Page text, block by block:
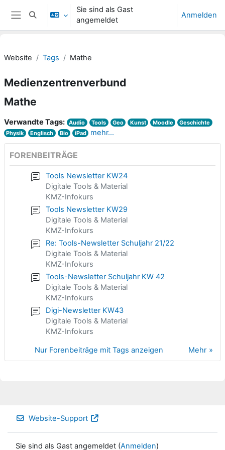
Zum Hauptinhalt
Website-Übersicht
Sucheingabe umschalten
Sie sind als Gast
angemeldet
Anmelden
Website Tags Mathe
Medienzentrenverbund
Mathe
Verwandte Tags: Audio Tools Geo Kunst Moodle
Geschichte
Physik
Englisch Bio iPad mehr...
FORENBEITRÄGE
Tools Newsletter KW24
Digitale Tools & Material
KMZ-Infokurs
Tools Newsletter KW29
Digitale Tools & Material
KMZ-Infokurs
Re: Tools-Newsletter Schuljahr 21/22
Digitale Tools & Material
KMZ-Infokurs
Tools-Newsletter Schuljahr KW 42
Digitale Tools & Material
KMZ-Infokurs
Digi-Newsletter KW43
Digitale Tools & Material
KMZ-Infokurs
Mehr
Nur Forenbeiträge mit Tags anzeigen
Website-Support
Sie sind als Gast angemeldet (Anmelden)